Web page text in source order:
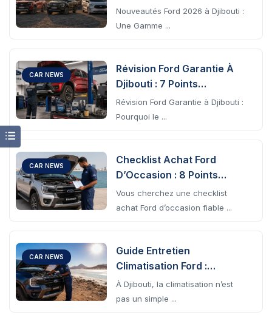
Djibouti ?
Nouveautés Ford 2026 à Djibouti :
Une Gamme ...
CAR NEWS
Révision Ford Garantie À
Djibouti : 7 Points
Essentiels Pour Protéger
Votre Véhicule Chez
Révision Ford Garantie à Djibouti :
Pourquoi le ...
CAR NEWS
Checklist Achat Ford
D’Occasion : 8 Points
Essentiels À Vérifier
Vous cherchez une checklist
achat Ford d’occasion fiable ...
CAR NEWS
Guide Entretien
Climatisation Ford :
Conseils Pour Le Climat De
Djibouti
À Djibouti, la climatisation n’est
pas un simple ...